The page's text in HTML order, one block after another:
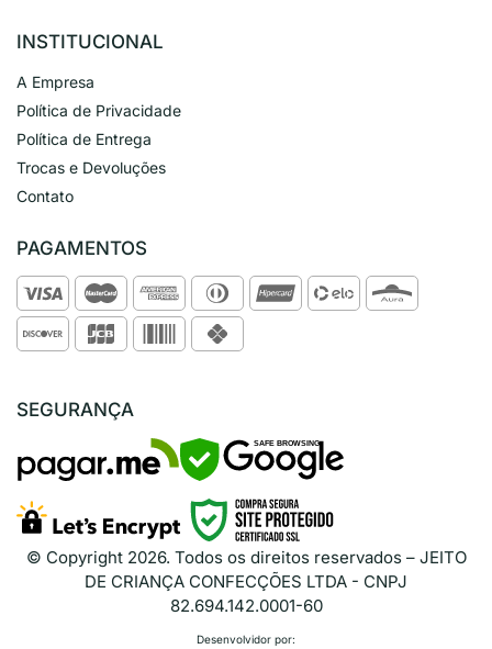
INSTITUCIONAL
A Empresa
Política de Privacidade
Política de Entrega
Trocas e Devoluções
Contato
PAGAMENTOS
SEGURANÇA
SAFE BROWSING
© Copyright 2026. Todos os direitos reservados – JEITO
DE CRIANÇA CONFECÇÕES LTDA - CNPJ
82.694.142.0001-60
Desenvolvidor por: